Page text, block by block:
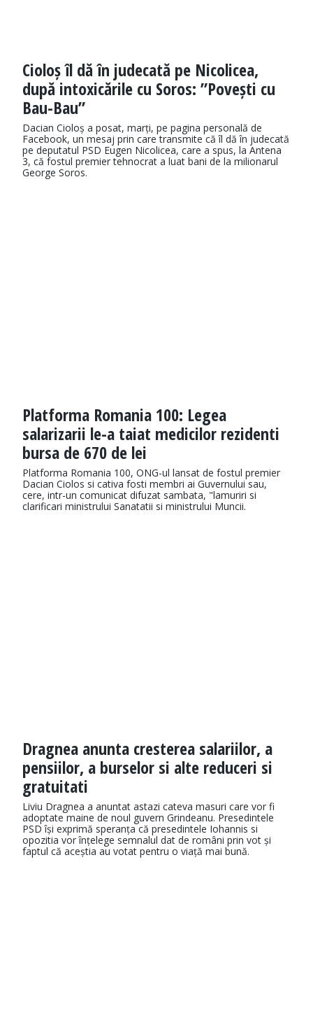
Cioloș îl dă în judecată pe Nicolicea,
după intoxicările cu Soros: ”Povești cu
Bau-Bau”
Dacian Cioloș a posat, marți, pe pagina personală de
Facebook, un mesaj prin care transmite că îl dă în judecată
pe deputatul PSD Eugen Nicolicea, care a spus, la Antena
3, că fostul premier tehnocrat a luat bani de la milionarul
George Soros.
Platforma Romania 100: Legea
salarizarii le-a taiat medicilor rezidenti
bursa de 670 de lei
Platforma Romania 100, ONG-ul lansat de fostul premier
Dacian Ciolos si cativa fosti membri ai Guvernului sau,
cere, intr-un comunicat difuzat sambata, "lamuriri si
clarificari ministrului Sanatatii si ministrului Muncii.
Dragnea anunta cresterea salariilor, a
pensiilor, a burselor si alte reduceri si
gratuitati
Liviu Dragnea a anuntat astazi cateva masuri care vor fi
adoptate maine de noul guvern Grindeanu. Presedintele
PSD își exprimă speranța că presedintele Iohannis si
opozitia vor înțelege semnalul dat de români prin vot și
faptul că aceștia au votat pentru o viață mai bună.